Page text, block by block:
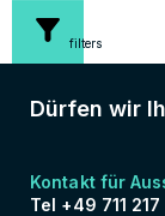
filters
Dürfen wir
Kontakt für
Tel +49 711